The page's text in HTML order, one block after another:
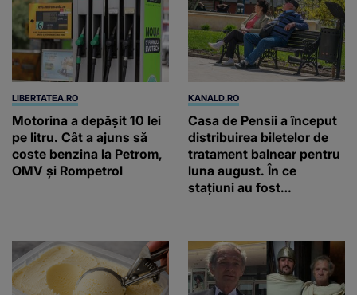
LIBERTATEA.RO
Motorina a depășit 10 lei
pe litru. Cât a ajuns să
coste benzina la Petrom,
OMV și Rompetrol
KANALD.RO
Casa de Pensii a început
distribuirea biletelor de
tratament balnear pentru
luna august. În ce
stațiuni au fost